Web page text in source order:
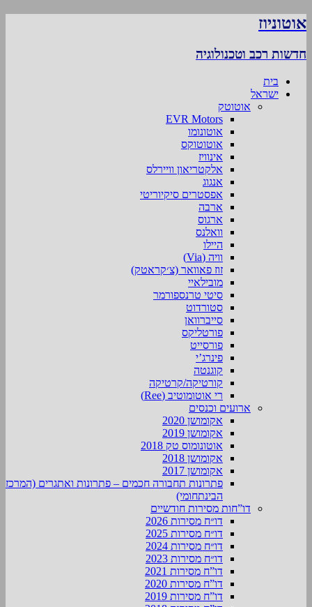
אוטוניוז
חדשות רכב וטכנולוגיה
בית
ישראל
אוטוטק
EVR Motors
אוטונומו
אוטוטוקס
אינוויז
אלקטריאון וויירלס
אנגוג
אפסטרים סיקיוריטי
ארבה
ארגוס
וואלנס
היילו
וויה (Via)
זוז פאוואר (צ׳קראטק)
מובילאיי
סיטי טרנספורמר
סטורדוט
סייברוואן
פורטליקס
פורסייט
פינרג’י
קוגנטה
קורטיקה/קרטיקה
רי אוטומוטיב (Ree)
ארועים וכנסים
אקומושן 2020
אקומושן 2019
אוטונומוס טק 2018
אקומושן 2018
אקומושן 2017
פתרונות תחבורה חכמים – פתרונות ואתגרים (המרכז
הבינתחומי)
דו”חות מסירות חודשיים
דו״ח מסירות 2026
דו״ח מסירות 2025
דו״ח מסירות 2024
דו״ח מסירות 2023
דו”ח מסירות 2021
דו”ח מסירות 2020
דו”ח מסירות 2019